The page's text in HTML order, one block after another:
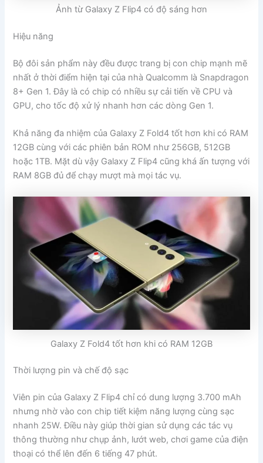
Ảnh từ Galaxy Z Flip4 có độ sáng hơn
Hiệu năng
Bộ đôi sản phẩm này đều được trang bị con chip mạnh mẽ
nhất ở thời điểm hiện tại của nhà Qualcomm là Snapdragon
8+ Gen 1. Đây là có chip có nhiều sự cải tiến về CPU và
GPU, cho tốc độ xử lý nhanh hơn các dòng Gen 1.
Khả năng đa nhiệm của Galaxy Z Fold4 tốt hơn khi có RAM
12GB cùng với các phiên bản ROM như 256GB, 512GB
hoặc 1TB. Mặt dù vậy Galaxy Z Flip4 cũng khá ấn tượng với
RAM 8GB đủ để chạy mượt mà mọi tác vụ.
Galaxy Z Fold4 tốt hơn khi có RAM 12GB
Thời lượng pin và chế độ sạc
Viên pin của Galaxy Z Flip4 chỉ có dung lượng 3.700 mAh
nhưng nhờ vào con chip tiết kiệm năng lượng cùng sạc
nhanh 25W. Điều này giúp thời gian sử dụng các tác vụ
thông thường như chụp ảnh, lướt web, chơi game của điện
thoại có thể lên đến 6 tiếng 47 phút.